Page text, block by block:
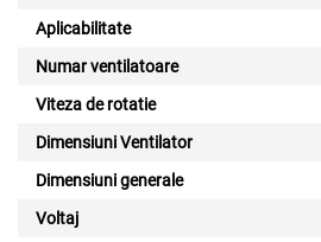
Aplicabilitate
Numar ventilatoare
Viteza de rotatie
Dimensiuni Ventilator
Dimensiuni generale
Voltaj